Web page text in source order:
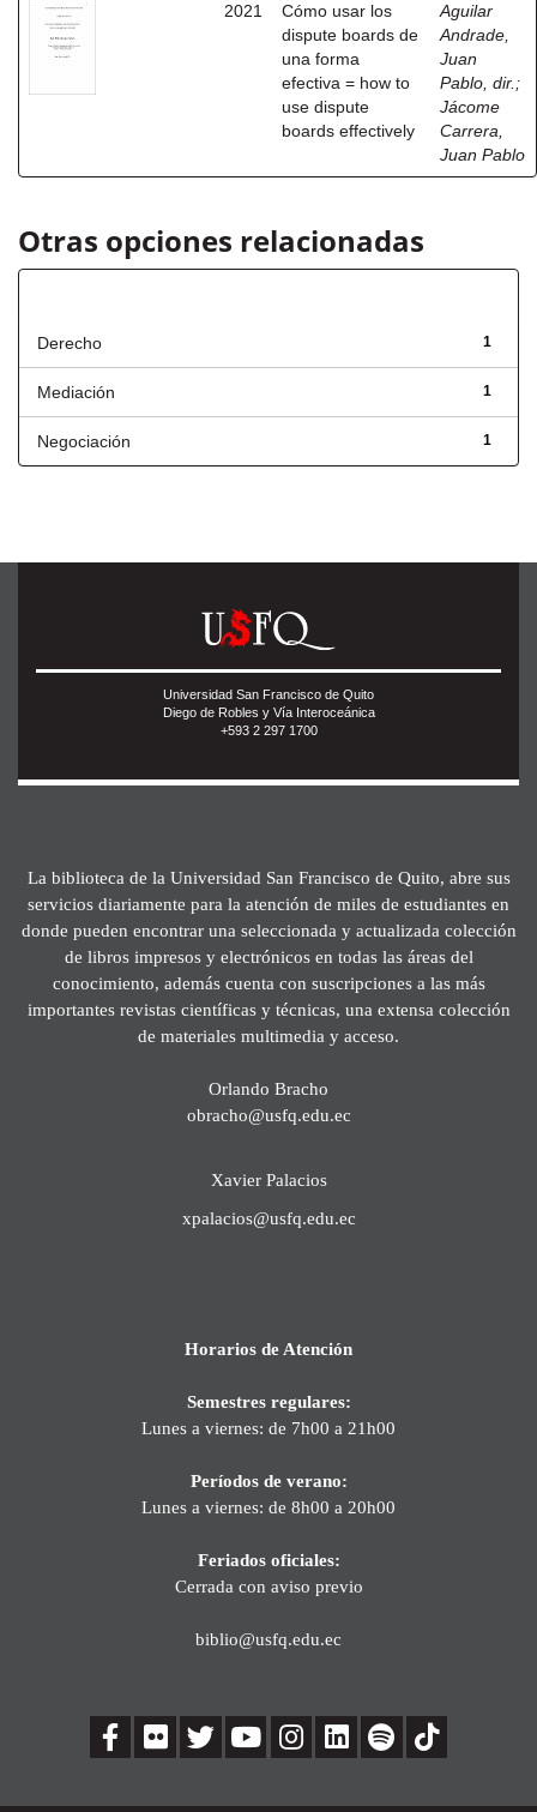
2021
Cómo usar los
dispute boards de
una forma
efectiva = how to
use dispute
boards effectively
Aguilar
Andrade,
Juan
Pablo, dir. ;
Jácome
Carrera,
Juan Pablo
Otras opciones relacionadas
1
Derecho
1
Mediación
1
Negociación
Universidad San Francisco de Quito
Diego de Robles y Vía Interoceánica
+593 2 297 1700
La biblioteca de la Universidad San Francisco de Quito, abre sus
servicios diariamente para la atención de miles de estudiantes en
donde pueden encontrar una seleccionada y actualizada colección
de libros impresos y electrónicos en todas las áreas del
conocimiento, además cuenta con suscripciones a las más
importantes revistas científicas y técnicas, una extensa colección
de materiales multimedia y acceso.
Orlando Bracho
obracho@usfq.edu.ec
Xavier Palacios
xpalacios@usfq.edu.ec
Horarios de Atención
Semestres regulares:
Lunes a viernes: de 7h00 a 21h00
Períodos de verano:
Lunes a viernes: de 8h00 a 20h00
Feriados oficiales:
Cerrada con aviso previo
biblio@usfq.edu.ec